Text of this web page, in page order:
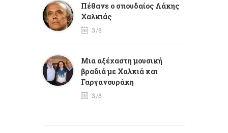
Πέθανε ο σπουδαίος Λάκης
Χαλκιάς
3/8
Mια αξέχαστη μουσική
βραδιά με Χαλκιά και
Γαργανουράκη
3/8